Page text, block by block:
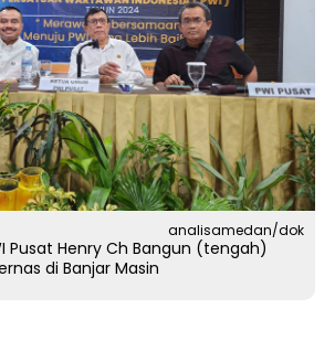
analisamedan/dok
Pusat Henry Ch Bangun (tengah)
di Banjar Masin